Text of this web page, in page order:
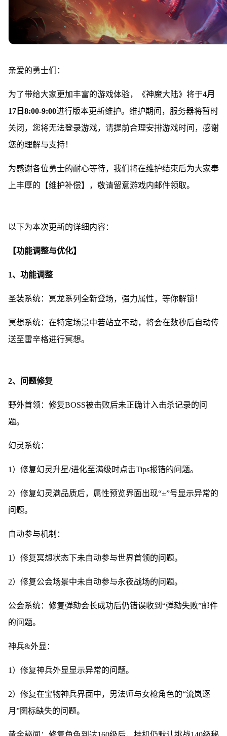
亲爱的勇士们：
为了带给大家更加丰富的游戏体验，《神魔大陆》将于4月
17日8:00-9:00进行版本更新维护。维护期间，服务器将暂时
关闭，您将无法登录游戏，请提前合理安排游戏时间，感谢
您的理解与支持！
为感谢各位勇士的耐心等待，我们将在维护结束后为大家奉
上丰厚的【维护补偿】，敬请留意游戏内邮件领取。
以下为本次更新的详细内容：
【功能调整与优化】
1、功能调整
圣装系统：冥龙系列全新登场，强力属性，等你解锁！
冥想系统：在特定场景中若站立不动，将会在数秒后自动传
送至雷辛格进行冥想。
2、问题修复
野外首领：修复BOSS被击败后未正确计入击杀记录的问
题。
幻灵系统：
1）修复幻灵升星/进化至满级时点击Tips报错的问题。
2）修复幻灵满品质后，属性预览界面出现“±”号显示异常的
问题。
自动参与机制：
1）修复冥想状态下未自动参与世界首领的问题。
2）修复公会场景中未自动参与永夜战场的问题。
公会系统：修复弹劾会长成功后仍错误收到“弹劾失败”邮件
的问题。
神兵&外显：
1）修复神兵外显显示异常的问题。
2）修复在宝物神兵界面中，男法师与女枪角色的“流岚逐
月”图标缺失的问题。